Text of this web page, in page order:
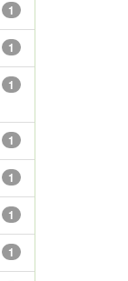
1
1
1
1
1
1
1